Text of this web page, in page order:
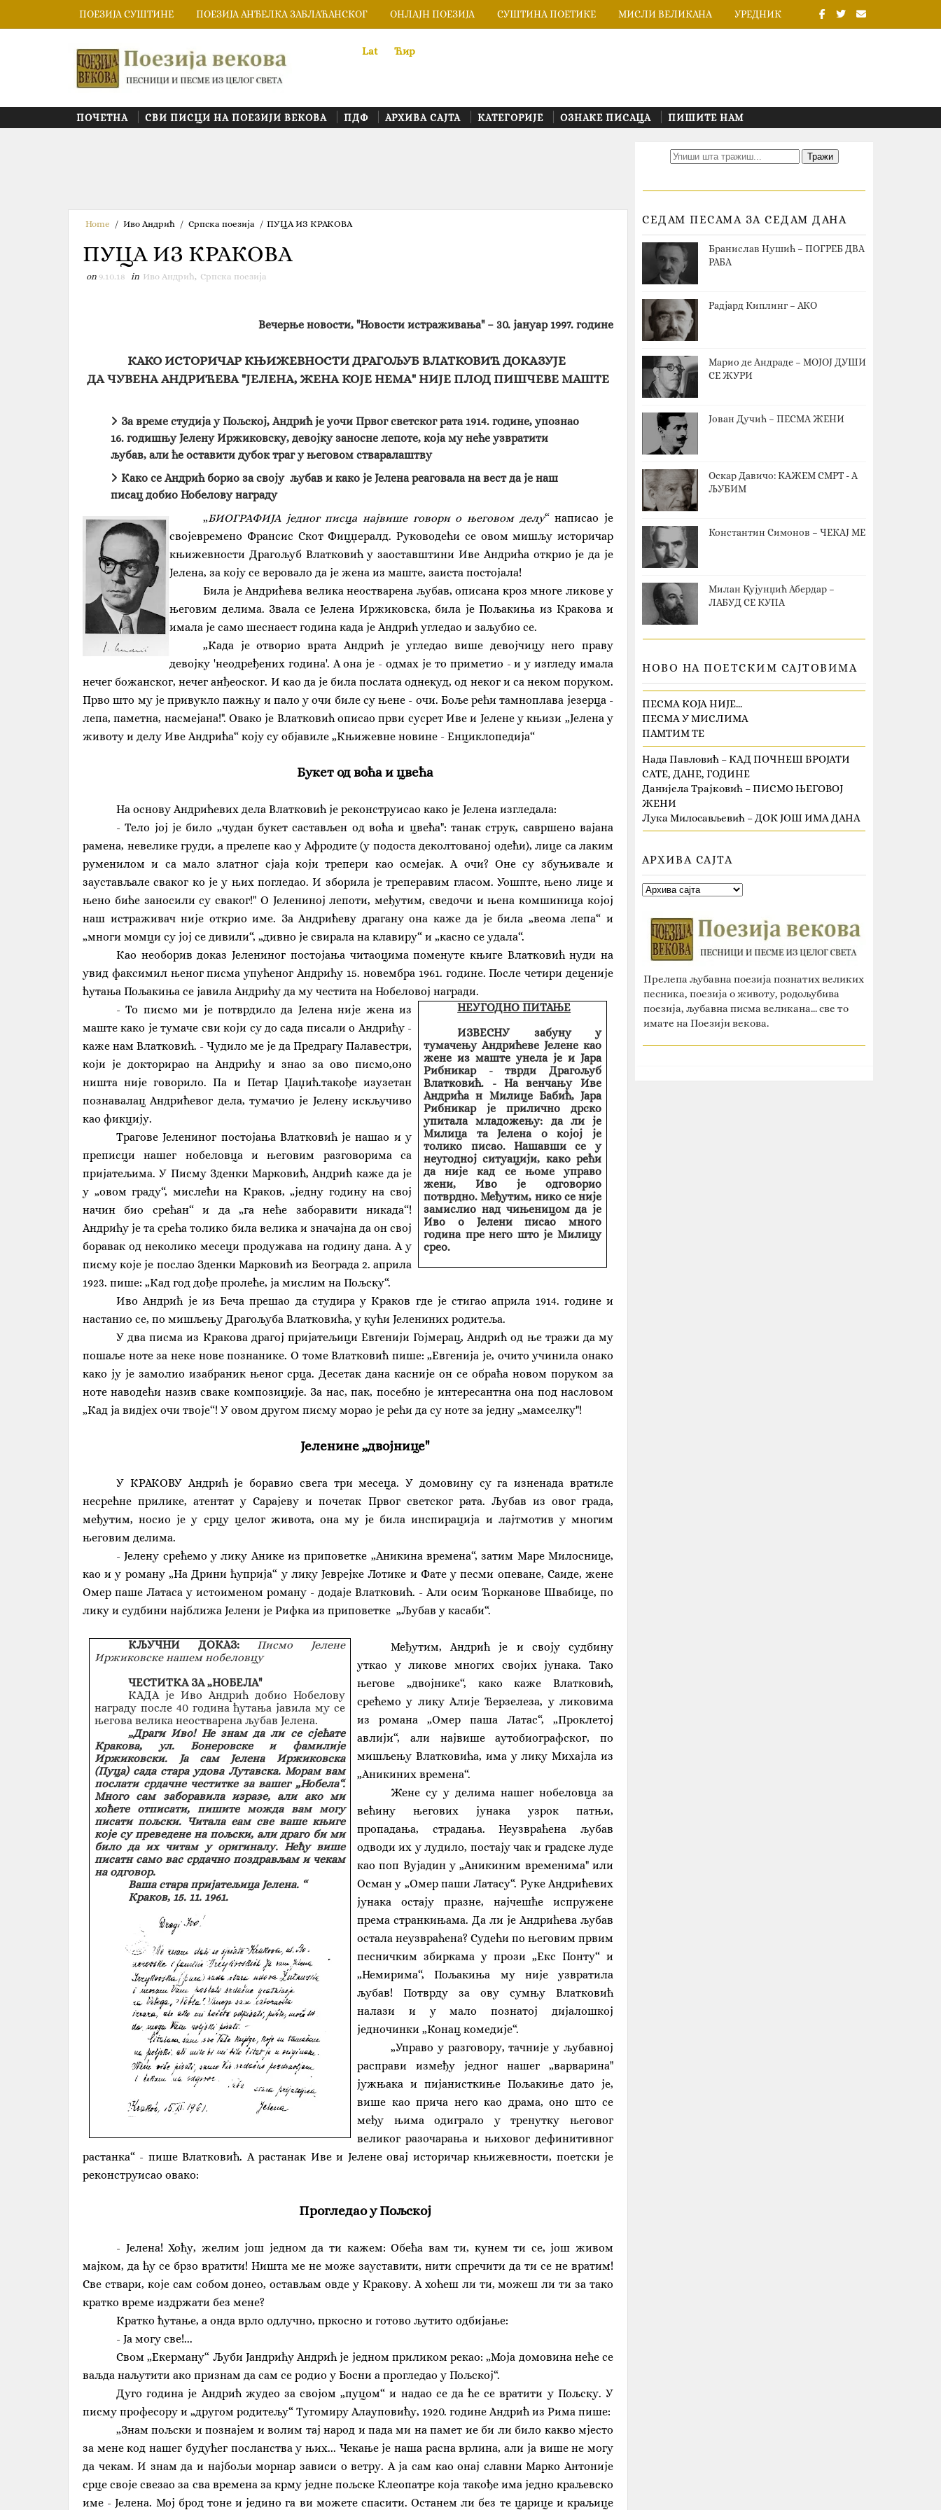
ПОЕЗИЈА СУШТИНЕ ПОЕЗИЈА АНЂЕЛКА ЗАБЛАЋАНСКОГ ОНЛАЈН ПОЕЗИЈА СУШТИНА ПОЕТИКЕ МИСЛИ ВЕЛИКАНА УРЕДНИК
Lat Ћир
ПОЧЕТНА СВИ ПИСЦИ НА ПОЕЗИЈИ ВЕКОВА ПДФ АРХИВА САЈТА КАТЕГОРИЈЕ ОЗНАКЕ ПИСАЦА ПИШИТЕ НАМ
Home / Иво Андрић / Српска поезија / ПУЦА ИЗ КРАКОВА
ПУЦА ИЗ КРАКОВА
on 9.10.18 in Иво Андрић, Српска поезија
Вечерње новости, "Новости истраживања" – 30. јануар 1997. године
КАКО ИСТОРИЧАР КЊИЖЕВНОСТИ ДРАГОЉУБ ВЛАТКОВИЋ ДОКАЗУЈЕ
ДА ЧУВЕНА АНДРИЋЕВА "ЈЕЛЕНА, ЖЕНА КОЈЕ НЕМА" НИЈЕ ПЛОД ПИШЧЕВЕ МАШТЕ
За време студија у Пољској, Андрић је уочи Првог светског рата 1914. године, упознао
16. годишњу Јелену Иржиковску, девојку заносне лепоте, која му неће узвратити
љубав, али ће оставити дубок траг у његовом стваралаштву
Како се Андрић борио за своју љубав и како је Јелена реаговала на вест да је наш
писац добио Нобелову награду
„БИОГРАФИЈА једног писца највише говори о његовом делу“ написао је
својевремено Франсис Скот Фицџералд. Руководећи се овом мишљу историчар
књижевности Драгољуб Влатковић у заоставштини Иве Андрића открио је да је
Јелена, за коју се веровало да је жена из маште, заиста постојала!
Била је Андрићева велика неостварена љубав, описана кроз многе ликове у
његовим делима. Звала се Јелена Иржиковска, била је Пољакиња из Кракова и
имала је само шеснаест година када је Андрић угледао и заљубио се.
„Када је отворио врата Андрић је угледао више девојчицу него праву
девојку 'неодређених година'. А она је - одмах је то приметио - и у изгледу имала
нечег божанског, нечег анђеоског. И као да је била послата однекуд, од неког и са неком поруком.
Прво што му је привукло пажњу и пало у очи биле су њене - очи. Боље рећи тамноплава језерца -
лепа, паметна, насмејана!". Овако је Влатковић описао први сусрет Иве и Јелене у књизи „Јелена у
животу и делу Иве Андрића“ коју су објавиле „Књижевне новине - Енциклопедија“
Букет од воћа и цвећа
Нa основу Андрићевих дела Влатковић је реконструисао како је Јелена изгледала:
- Тело јој је било „чудан букет састављен од воћа и цвећа": танак струк, савршено вајана
рамена, невелике груди, а прелепе као у Афродите (у подоста деколтованој одећи), лице са лаким
руменилом и са мало златног сјаја који трепери као осмејак. А очи? Оне су збуњивале и
заустављале сваког ко је у њих погледао. И зборила је треперавим гласом. Уошпте, њено лице и
њено биће заносили су сваког!" О Јелениној лепоти, међутим, сведочи и њена комшиница којој
наш истраживач није открио име. За Андрићеву драгану она каже да је била „веома лепа“ и
„многи момци су јој се дивили“, „дивно је свирала на клавиру“ и „касно се удала“.
Као необорив доказ Јелениног постојања читаоцима поменуте књиге Влатковић нуди на
увид факсимил њеног писма упућеног Андрићу 15. новембра 1961. године. После четири деценије
ћутања Пољакиња се јавила Андрићу да му честита на Нобеловој награди.
НЕУГОДНО ПИТАЊЕ
ИЗВЕСНУ забуну у
тумачењу Андрићеве Јелене као
жене из маште унела је и Јара
Рибникар - тврди Драгољуб
Влатковић. - На венчању Иве
Андрића н Милице Бабић, Јара
Рибникар је прилично дрско
упитала младожењу: да ли је
Милица та Јелена о којој је
толико писао. Нашавши се у
неугодној ситуацији, како рећи
да није кад се њоме управо
жени, Иво је одговорио
потврдно. Међутим, нико се није
замислио над чињеницом да је
Иво о Јелени писао много
година пре него што је Милицу
срео.
- То писмо ми је потврдило да Јелена није жена из
маште како је тумаче сви који су до сада писали о Андрићу -
каже нам Влатковић. - Чудило ме је да Предрагу Палавестри,
који је докторирао на Андрићу и знао за ово писмо,оно
ништа није говорило. Па и Петар Џаџић.такође изузетан
познавалац Андрићевог дела, тумачио је Јелену искључиво
као фикцију.
Трагове Јелениног постојања Влатковић је нашао и у
преписци нашег нобеловца и његовим разговорима са
пријатељима. У Писму Зденки Марковић, Андрић каже да је
у „овом граду“, мислећи на Краков, „једну годину на свој
начин био срећан“ и да „га неће заборавити никада“!
Андрићу је та срећа толико била велика и значајна да он свој
боравак од неколико месеци продужава на годину дана. А у
писму које је послао Зденки Марковић из Београда 2. априла
1923. пише: „Кад год дође пролеће, ја мислим на Пољску“.
Иво Андрић је из Беча прешао да студира у Краков где је стигао априла 1914. године и
настанио се, по мишљењу Драгољуба Влатковића, у кући Јелениних родитеља.
У два писма из Кракова драгој пријатељици Евгенији Гојмерац, Андрић од ње тражи да му
пошаље ноте за неке нове познанике. О томе Влатковић пише: „Евгенија је, очито учинила онако
како ју је замолио изабраник њеног срца. Десетак дана касније он се обраћа новом поруком за
ноте наводећи назив сваке композиције. За нас, пак, посебно је интересантна она под насловом
„Кад ја видјех очи твоје“! У овом другом писму морао је рећи да су ноте за једну „мамселку"!
Јеленине „двојнице"
У КРАКОВУ Андрић је боравио свега три месеца. У домовину су га изненада вратиле
несрећне прилике, атентат у Сарајеву и почетак Првог светског рата. Љубав из овог града,
међутим, носио је у срцу целог живота, она му је била инспирација и лајтмотив у многим
његовим делима.
- Јелену срећемо у лику Анике из приповетке „Аникина времена“, затим Маре Милоснице,
као и у роману „На Дрини ћуприја“ у лику Јеврејке Лотике и Фате у песми опеване, Саиде, жене
Омер паше Латаса у истоименом роману - додаје Влатковић. - Али осим Ћорканове Швабице, по
лику и судбини најближа Јелени је Рифка из приповетке „Љубав у касаби“.
КЉУЧНИ ДОКАЗ:
Писмо Јелене
Иржиковске нашем нобеловцу
ЧЕСТИТКА ЗА „НОБЕЛА"
КАДА је Иво Андрић добио Нобелову
награду после 40 година ћутања јавила му се
његова велика неостварена љубав Јелена.
„Драги Иво! Не знам да ли се сјећате
Кракова, ул. Бонеровске и фамилије
Иржиковски. Ја сам Јелена Иржиковска
(Пуца) сада стара удова Лутавска. Морам вам
послати срдачне честитке за вашег „Нобела“.
Много сам заборавила изразе, али ако ми
хоћете отписати, пишите можда вам могу
писати пољски. Читала еам све ваше књиге
које су преведене на пољски, али драго би ми
било да их читам у оригиналу. Нећу више
писатн само вас срдачно поздрављам и чекам
на одговор.
Ваша стара пријатељица Јелена. “
Краков, 15. 11. 1961.
Међутим, Андрић је и своју судбину
уткао у ликове многих својих јунака. Тако
његове „двојнике“, како каже Влатковић,
срећемо у лику Алије Ђерзелеза, у ликовима
из романа „Омер паша Латас“, „Проклетој
авлији“, али највише аутобиографског, по
мишљењу Влатковића, има у лику Михајла из
„Аникиних времена“.
Жене су у делима нашег нобеловца за
већину његових јунака узрок патњи,
пропадања, страдања. Неузвраћена љубав
одводи их у лудило, постају чак и градске луде
као поп Вујадин у „Аникиним временима" или
Осман у „Омер паши Латасу“. Руке Андрићевих
јунака остају празне, најчешће испружене
према странкињама. Да ли је Андрићева љубав
остала неузвраћена? Судећи по његовим првим
песничким збиркама у прози „Екс Понту“ и
„Немирима“, Пољакиња му није узвратила
љубав! Потврду за ову сумњу Влатковић
налази и у мало познатој дијалошкој
једночинки „Конац комедије“.
„Управо у разговору, тачније у љубавној
расправи између једног нашег „варварина"
јужњака и пијанисткиње Пољакиње дато је,
више као прича него као драма, оно што се
међу њима одиграло у тренутку његовог
великог разочарања и њиховог дефинитивног
растанка“ - пише Влатковић. А растанак Иве и Јелене овај историчар књижевности, поетски је
реконструисао овако:
Прогледао у Пољској
- Јелена! Хоћу, желим још једном да ти кажем: Обећа вам ти, кунем ти се, још живом
мајком, да ћу се брзо вратити! Ништа ме не може зауставити, нити спречити да ти се не вратим!
Све ствари, које сам собом донео, остављам овде у Кракову. А хоћеш ли ти, можеш ли ти за тако
кратко време издржати без мене?
Кратко ћутање, а онда врло одлучно, пркосно и готово љутито одбијање:
- Ја могу све!...
Свом „Екерману“ Љуби Јандрићу Андрић је једном приликом рекао: „Моја домовина неће се
ваљда наљутити ако признам да сам се родио у Босни а прогледао у Пољској“.
Дуго година је Андрић жудео за својом „пуцом“ и надао се да ће се вратити у Пољску. У
писму професору и „другом родитељу“ Тугомиру Алауповићу, 1920. године Андрић из Рима пише:
„Знам пољски и познајем и волим тај народ и пада ми на памет ие би ли било какво мјесто
за мене код нашег будућег посланства у њих... Чекање је наша расна врлина, али ја више не могу
да чекам. И знам да и најбољи морнар зависи о ветру. А ја сам као онај славни Марко Антоније
срце своје свезао за сва времена за крму једне пољске Клеопатре која такође има једно краљевско
име - Јелена. Мој брод тоне и једино га ви можете спасити. Останем ли без те царице и краљице
СЕДАМ ПЕСАМА ЗА СЕДАМ ДАНА
Бранислав Нушић – ПОГРЕБ ДВА
РАБА
Радјард Киплинг – АКО
Марио де Андраде – МОЈОЈ ДУШИ
СЕ ЖУРИ
Јован Дучић – ПЕСМА ЖЕНИ
Оскар Давичо‎: КАЖЕМ СМРТ - А
ЉУБИМ
Константин Симонов – ЧЕКАЈ МЕ
Милан Кујунџић Абердар –
ЛАБУД СЕ КУПА
НОВО НА ПОЕТСКИМ САЈТОВИМА
ПЕСМА КОЈА НИЈЕ…
ПЕСМА У МИСЛИМА
ПАМТИМ ТЕ
Нада Павловић – КАД ПОЧНЕШ БРОЈАТИ
САТЕ, ДАНЕ, ГОДИНЕ
Данијела Трајковић – ПИСМО ЊЕГОВОЈ
ЖЕНИ
Лука Милосављевић – ДОК ЈОШ ИМА ДАНА
АРХИВА САЈТА
Прелепа љубавна поезија познатих великих
песника, поезија о животу, родољубива
поезија, љубавна писма великана... све то
имате на Поезији векова.